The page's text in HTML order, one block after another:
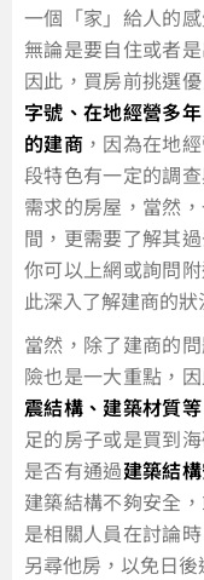
一個「家」給人的
無論是要自住或者
因此，買房前挑選
字號、在地經營多
的建商 ，因為在地
段特色有一定的調
需求的房屋，當然
間，更需要了解其
你可以上網或詢問
此深入了解建商的狀
當然，除了建商的
險也是一大重點，
震結構、建築材質等
足的房子或是買到
是否有通過建築結
建築結構不夠安全
是相關人員在討論
另尋他房，以免日後